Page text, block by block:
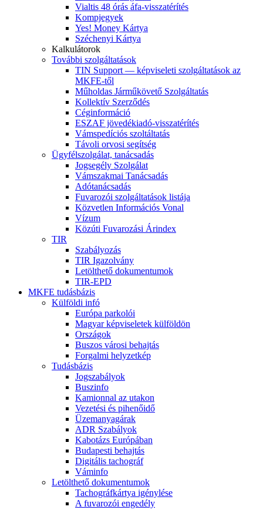
Vialtis 48 órás áfa-visszatérítés
Kompjegyek
Yes! Money Kártya
Széchenyi Kártya
Kalkulátorok
További szolgáltatások
TIN Support — képviseleti szolgáltatások az
MKFE-től
Műholdas Járműkövető Szolgáltatás
Kollektív Szerződés
Céginformáció
ESZAF jövedékiadó-visszatérítés
Vámspedíciós szoltáltatás
Távoli orvosi segítség
Ügyfélszolgálat, tanácsadás
Jogsegély Szolgálat
Vámszakmai Tanácsadás
Adótanácsadás
Fuvarozói szolgáltatások listája
Közvetlen Információs Vonal
Vízum
Közúti Fuvarozási Árindex
TIR
Szabályozás
TIR Igazolvány
Letölthető dokumentumok
TIR-EPD
MKFE tudásbázis
Külföldi infó
Európa parkolói
Magyar képviseletek külföldön
Országok
Buszos városi behajtás
Forgalmi helyzetkép
Tudásbázis
Jogszabályok
Buszinfo
Kamionnal az utakon
Vezetési és pihenőidő
Üzemanyagárak
ADR Szabályok
Kabotázs Európában
Budapesti behajtás
Digitális tachográf
Váminfo
Letölthető dokumentumok
Tachográfkártya igénylése
A fuvarozói engedély